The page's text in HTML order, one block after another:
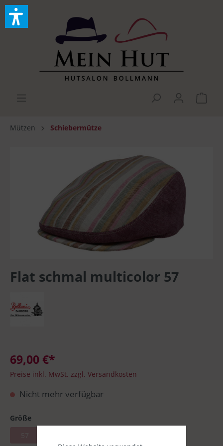
Mützen Schiebermütze
Flat schmal multicolor 57
69,00 €*
Preise inkl. MwSt. zzgl. Versandkosten
Nicht mehr verfügbar
Größe